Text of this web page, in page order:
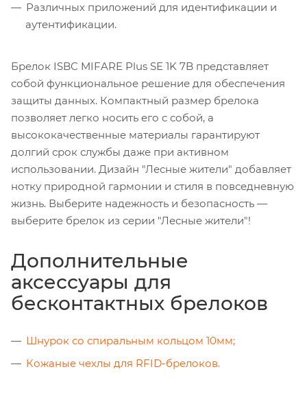
Различных приложений для идентификации и
аутентификации.
Брелок ISBC MIFARE Plus SE 1K 7B представляет
собой функциональное решение для обеспечения
защиты данных. Компактный размер брелока
позволяет легко носить его с собой, а
высококачественные материалы гарантируют
долгий срок службы даже при активном
использовании. Дизайн "Лесные жители" добавляет
нотку природной гармонии и стиля в повседневную
жизнь. Выберите надежность и безопасность —
выберите брелок из серии "Лесные жители"!
Дополнительные
аксессуары для
бесконтактных брелоков
Шнурок со спиральным кольцом 10мм;
Кожаные чехлы для RFID-брелоков.